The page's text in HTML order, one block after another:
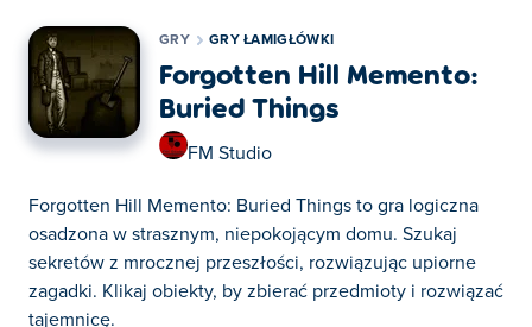
GRY GRY ŁAMIGŁÓWKI
Forgotten Hill Memento:
Buried Things
FM Studio
Forgotten Hill Memento: Buried Things to gra logiczna
osadzona w strasznym, niepokojącym domu. Szukaj
sekretów z mrocznej przeszłości, rozwiązując upiorne
zagadki. Klikaj obiekty, by zbierać przedmioty i rozwiązać
tajemnicę.